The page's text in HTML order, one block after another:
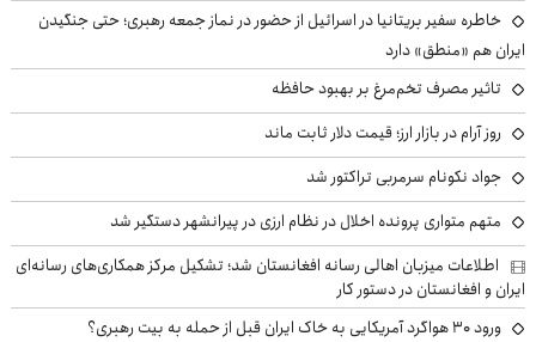
خاطره سفیر بریتانیا در اسرائیل از حضور در نماز جمعه رهبری؛ حتی جنگیدن
ایران هم «منطق» دارد
تاثیر مصرف تخم‌مرغ بر بهبود حافظه
روز آرام در بازار ارز؛ قیمت دلار ثابت ماند
جواد نکونام سرمربی تراکتور شد
متهم متواری پرونده اخلال در نظام ارزی در پیرانشهر دستگیر شد
اطلاعات میزبان اهالی رسانه افغانستان شد؛ تشکیل مرکز همکاری‌های رسانه‌ای
ایران و افغانستان در دستور کار
ورود ۳۰ هواگرد آمریکایی به خاک ایران قبل از حمله به بیت رهبری؟